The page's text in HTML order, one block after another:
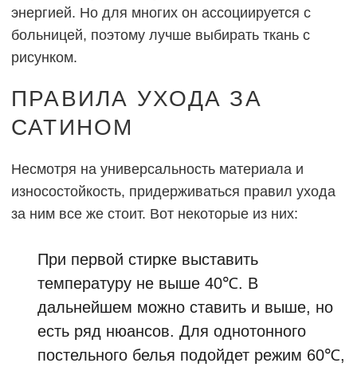
энергией. Но для многих он ассоциируется с
больницей, поэтому лучше выбирать ткань с
рисунком.
ПРАВИЛА УХОДА ЗА
САТИНОМ
Несмотря на универсальность материала и
износостойкость, придерживаться правил ухода
за ним все же стоит. Вот некоторые из них:
При первой стирке выставить
температуру не выше 40℃. В
дальнейшем можно ставить и выше, но
есть ряд нюансов. Для однотонного
постельного белья подойдет режим 60℃,